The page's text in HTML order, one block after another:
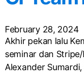
February 28, 2024
Akhir pekan lalu
seminar dan
Alexander